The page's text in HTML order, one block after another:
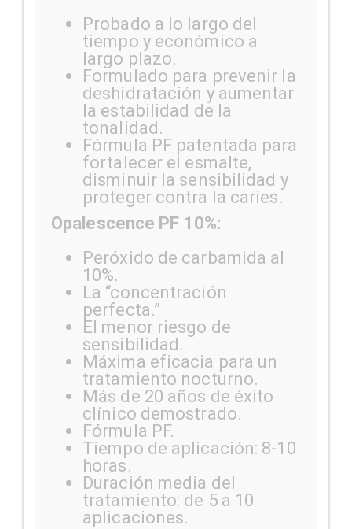
Probado a lo largo del
tiempo y económico a
largo plazo.
Formulado para prevenir la
deshidratación y aumentar
la estabilidad de la
tonalidad.
Fórmula PF patentada para
fortalecer el esmalte,
disminuir la sensibilidad y
proteger contra la caries.
Opalescence PF 10%:
Peróxido de carbamida al
10%.
La “concentración
perfecta.”
El menor riesgo de
sensibilidad.
Máxima eficacia para un
tratamiento nocturno.
Más de 20 años de éxito
clínico demostrado.
Fórmula PF.
Tiempo de aplicación: 8-10
horas.
Duración media del
tratamiento: de 5 a 10
aplicaciones.